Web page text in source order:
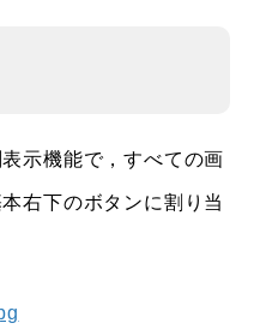
示機能で，すべての画
右下のボタンに割り当